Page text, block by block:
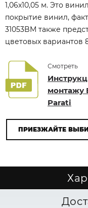
1,06x10,05 м. Это
покрытие винил,
31053BM также
цветовых вариантов
Смотреть
монтажу
Parati
ПРИЕЗЖАЙТЕ